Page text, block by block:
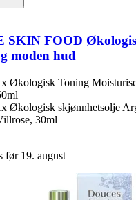
SKIN FOOD
moden hud
Økologisk Toning
Økologisk skjønnhetsolje
30ml
før 19. august